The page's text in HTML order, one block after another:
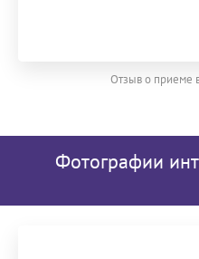
Отзыв о приеме
Фотографии